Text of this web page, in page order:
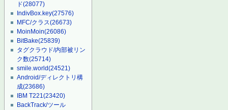
ド(28077)
IndivBox.key(27576)
MFC/クラス(26673)
MoinMoin(26086)
BitBake(25839)
タグクラウド/内部被リン
ク数(25714)
smile.world(24521)
Android/ディレクトリ構
成(23686)
IBM T221(23420)
BackTrack/ツール